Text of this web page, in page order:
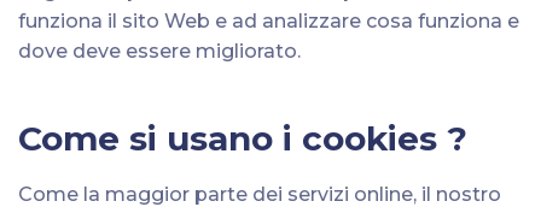
funziona il sito Web e ad analizzare cosa funziona e
dove deve essere migliorato.
Come si usano i cookies ?
Come la maggior parte dei servizi online, il nostro